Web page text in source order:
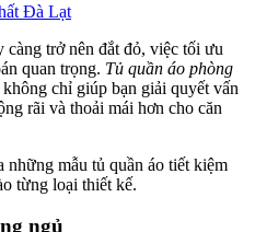
Đà Lạt
trở nên đắt đỏ, việc tối ưu
quan trọng. Tủ quần áo phòng
chỉ giúp bạn giải quyết vấn
rãi và thoải mái hơn cho căn
mẫu tủ quần áo tiết kiệm
từng loại thiết kế.
ngủ